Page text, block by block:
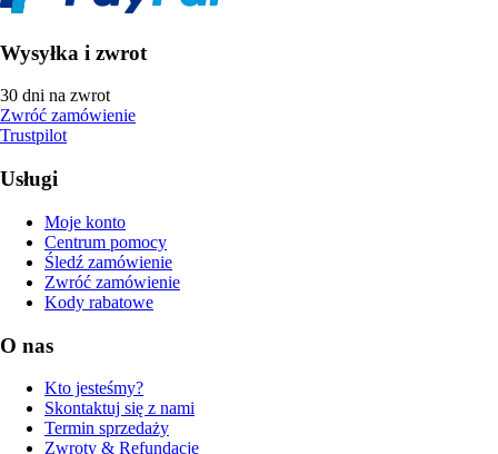
Wysyłka i zwrot
30 dni na zwrot
Zwróć zamówienie
Trustpilot
Usługi
Moje konto
Centrum pomocy
Śledź zamówienie
Zwróć zamówienie
Kody rabatowe
O nas
Kto jesteśmy?
Skontaktuj się z nami
Termin sprzedaży
Zwroty & Refundacje